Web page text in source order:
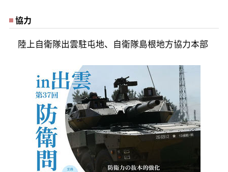
協力
陸上自衛隊出雲駐屯地、自衛隊島根地方協力本部